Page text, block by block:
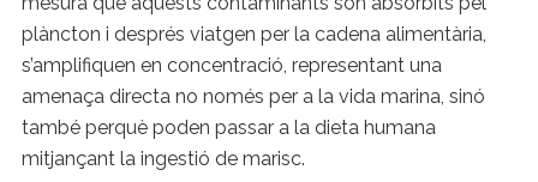
plàncton i després viatgen per la cadena alimentària,
s’amplifiquen en concentració, representant una
amenaça directa no només per a la vida marina, sinó
també perquè poden passar a la dieta humana
mitjançant la ingestió de marisc.